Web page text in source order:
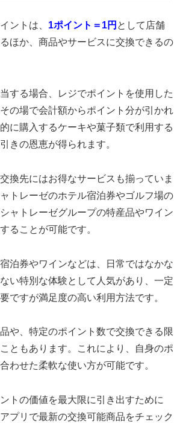
ントは、 1ポイント＝1円 として店舗
ほか、商品やサービスに交換できるの
する場合、レジでポイントを使用した
の場で会計額からポイント分が引かれ
に購入するケーキや菓子類で利用する
きの恩恵が得られます。
換先にはお得なサービスも揃っていま
トレーゼのホテル宿泊券やゴルフ場の
ャトレーゼグループの特産品やワイン
ることが可能です。
泊券やワインなどは、日常ではなかな
い特別な体験として人気があり、一定
ですが満足度の高い利用方法です。
や、特定のポイント数で交換できる限
ともあります。これにより、自身のポ
わせた柔軟な使い方が可能です。
トの価値を最大限に引き出すために
プリで最新の交換可能商品をチェック